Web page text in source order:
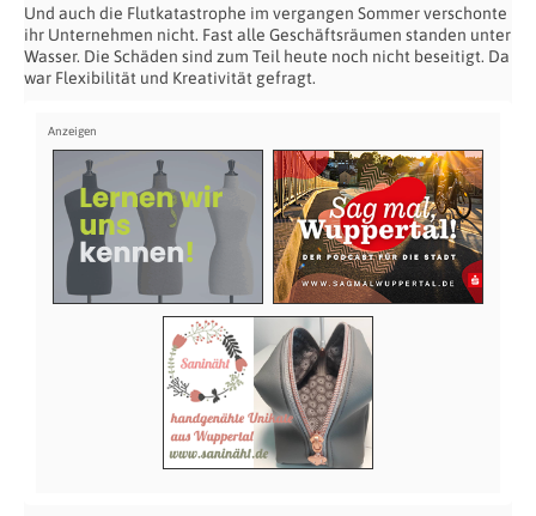
Und auch die Flutkatastrophe im vergangen Sommer verschonte
ihr Unternehmen nicht. Fast alle Geschäftsräumen standen unter
Wasser. Die Schäden sind zum Teil heute noch nicht beseitigt. Da
war Flexibilität und Kreativität gefragt.